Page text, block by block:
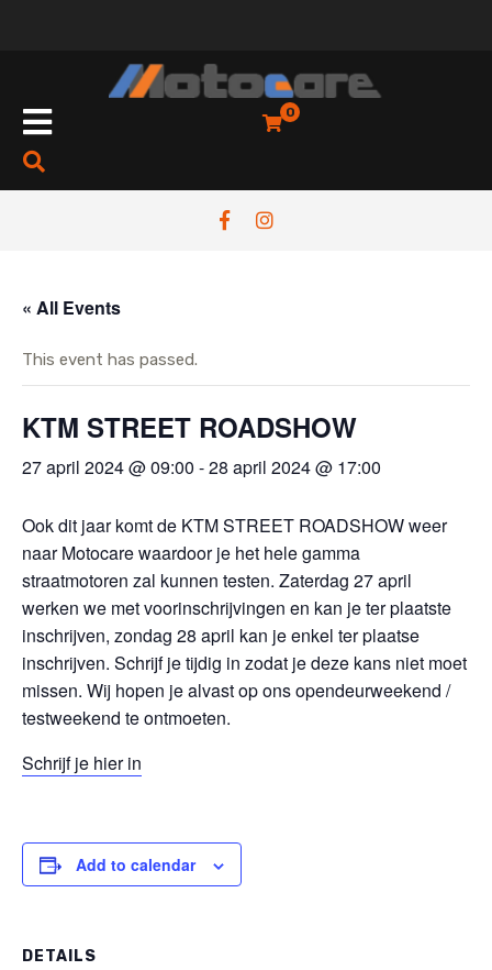
Open
0
« All Events
This event has passed.
KTM STREET ROADSHOW
27 april 2024 @ 09:00 -28 april 2024 @ 17:00
Ook dit jaar komt de KTM STREET ROADSHOW weer
naar Motocare waardoor je het hele gamma
straatmotoren zal kunnen testen. Zaterdag 27 april
werken we met voorinschrijvingen en kan je ter plaatste
inschrijven, zondag 28 april kan je enkel ter plaatse
inschrijven. Schrijf je tijdig in zodat je deze kans niet moet
missen. Wij hopen je alvast op ons opendeurweekend /
testweekend te ontmoeten.
Schrijf je hier in
Add to calendar
DETAILS